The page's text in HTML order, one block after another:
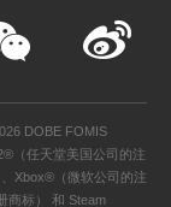
DOBE FOMIS
（任天堂美国公司的注
Xbox®（微软公司的注
商标） 和 Steam